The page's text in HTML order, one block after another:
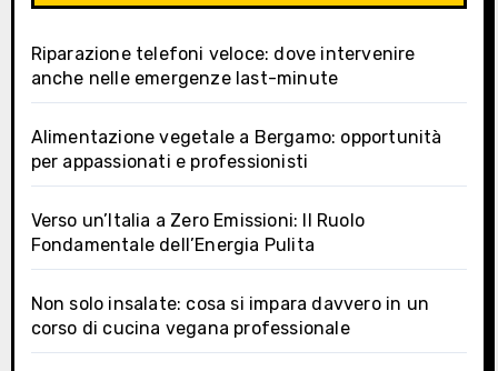
Riparazione telefoni veloce: dove intervenire
anche nelle emergenze last-minute
Alimentazione vegetale a Bergamo: opportunità
per appassionati e professionisti
Verso un’Italia a Zero Emissioni: Il Ruolo
Fondamentale dell’Energia Pulita
Non solo insalate: cosa si impara davvero in un
corso di cucina vegana professionale